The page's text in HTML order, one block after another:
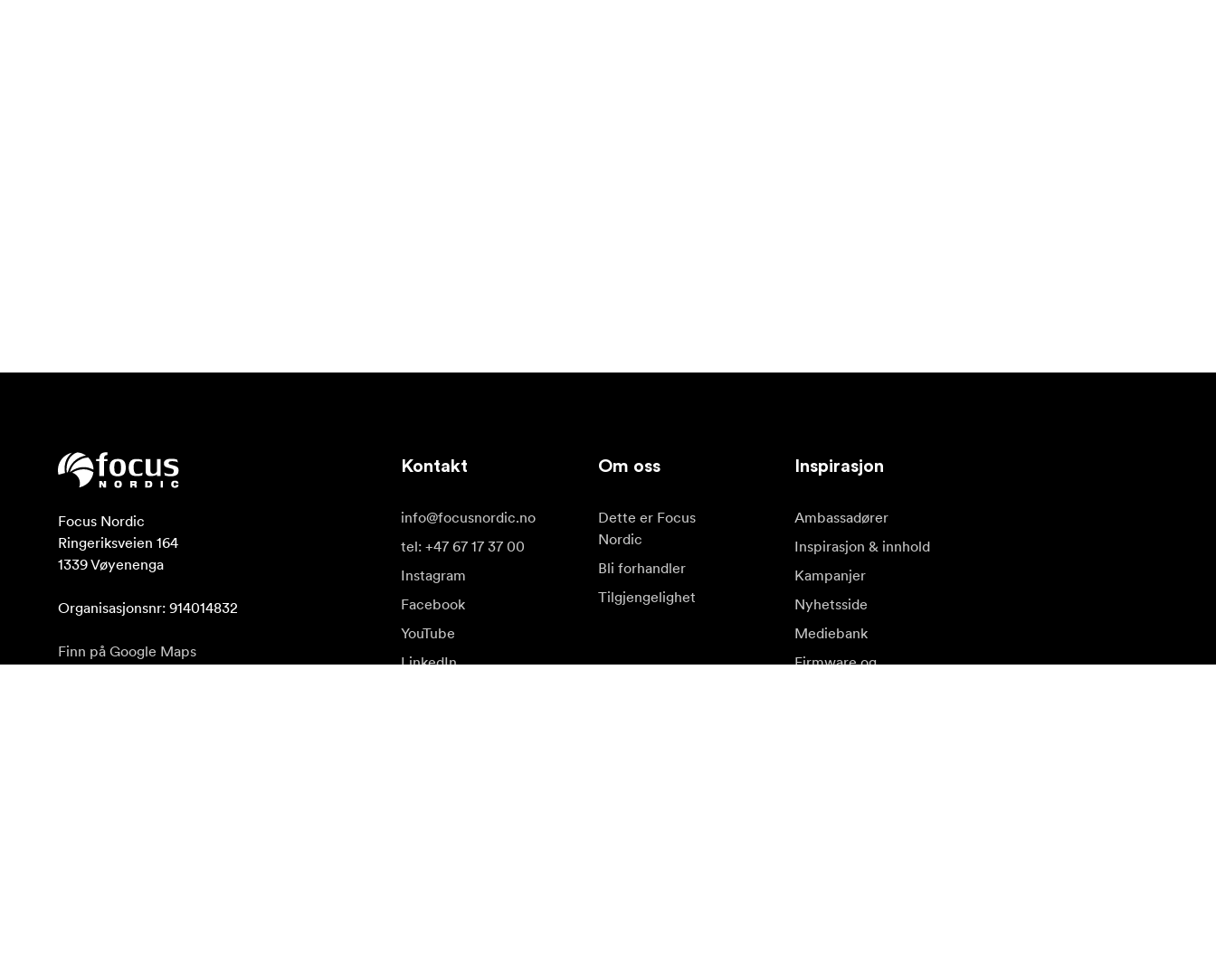
Focus Nordic
Ringeriksveien 164
1339 Vøyenenga
Organisasjonsnr: 914014832
Finn på Google Maps
Kontakt
info@focusnordic.no
tel: +47 67 17 37 00
Instagram
Facebook
YouTube
LinkedIn
Om oss
Dette er Focus
Nordic
Bli forhandler
Tilgjengelighet
Inspirasjon
Ambassadører
Inspirasjon & innhold
Kampanjer
Nyhetsside
Mediebank
Firmware og